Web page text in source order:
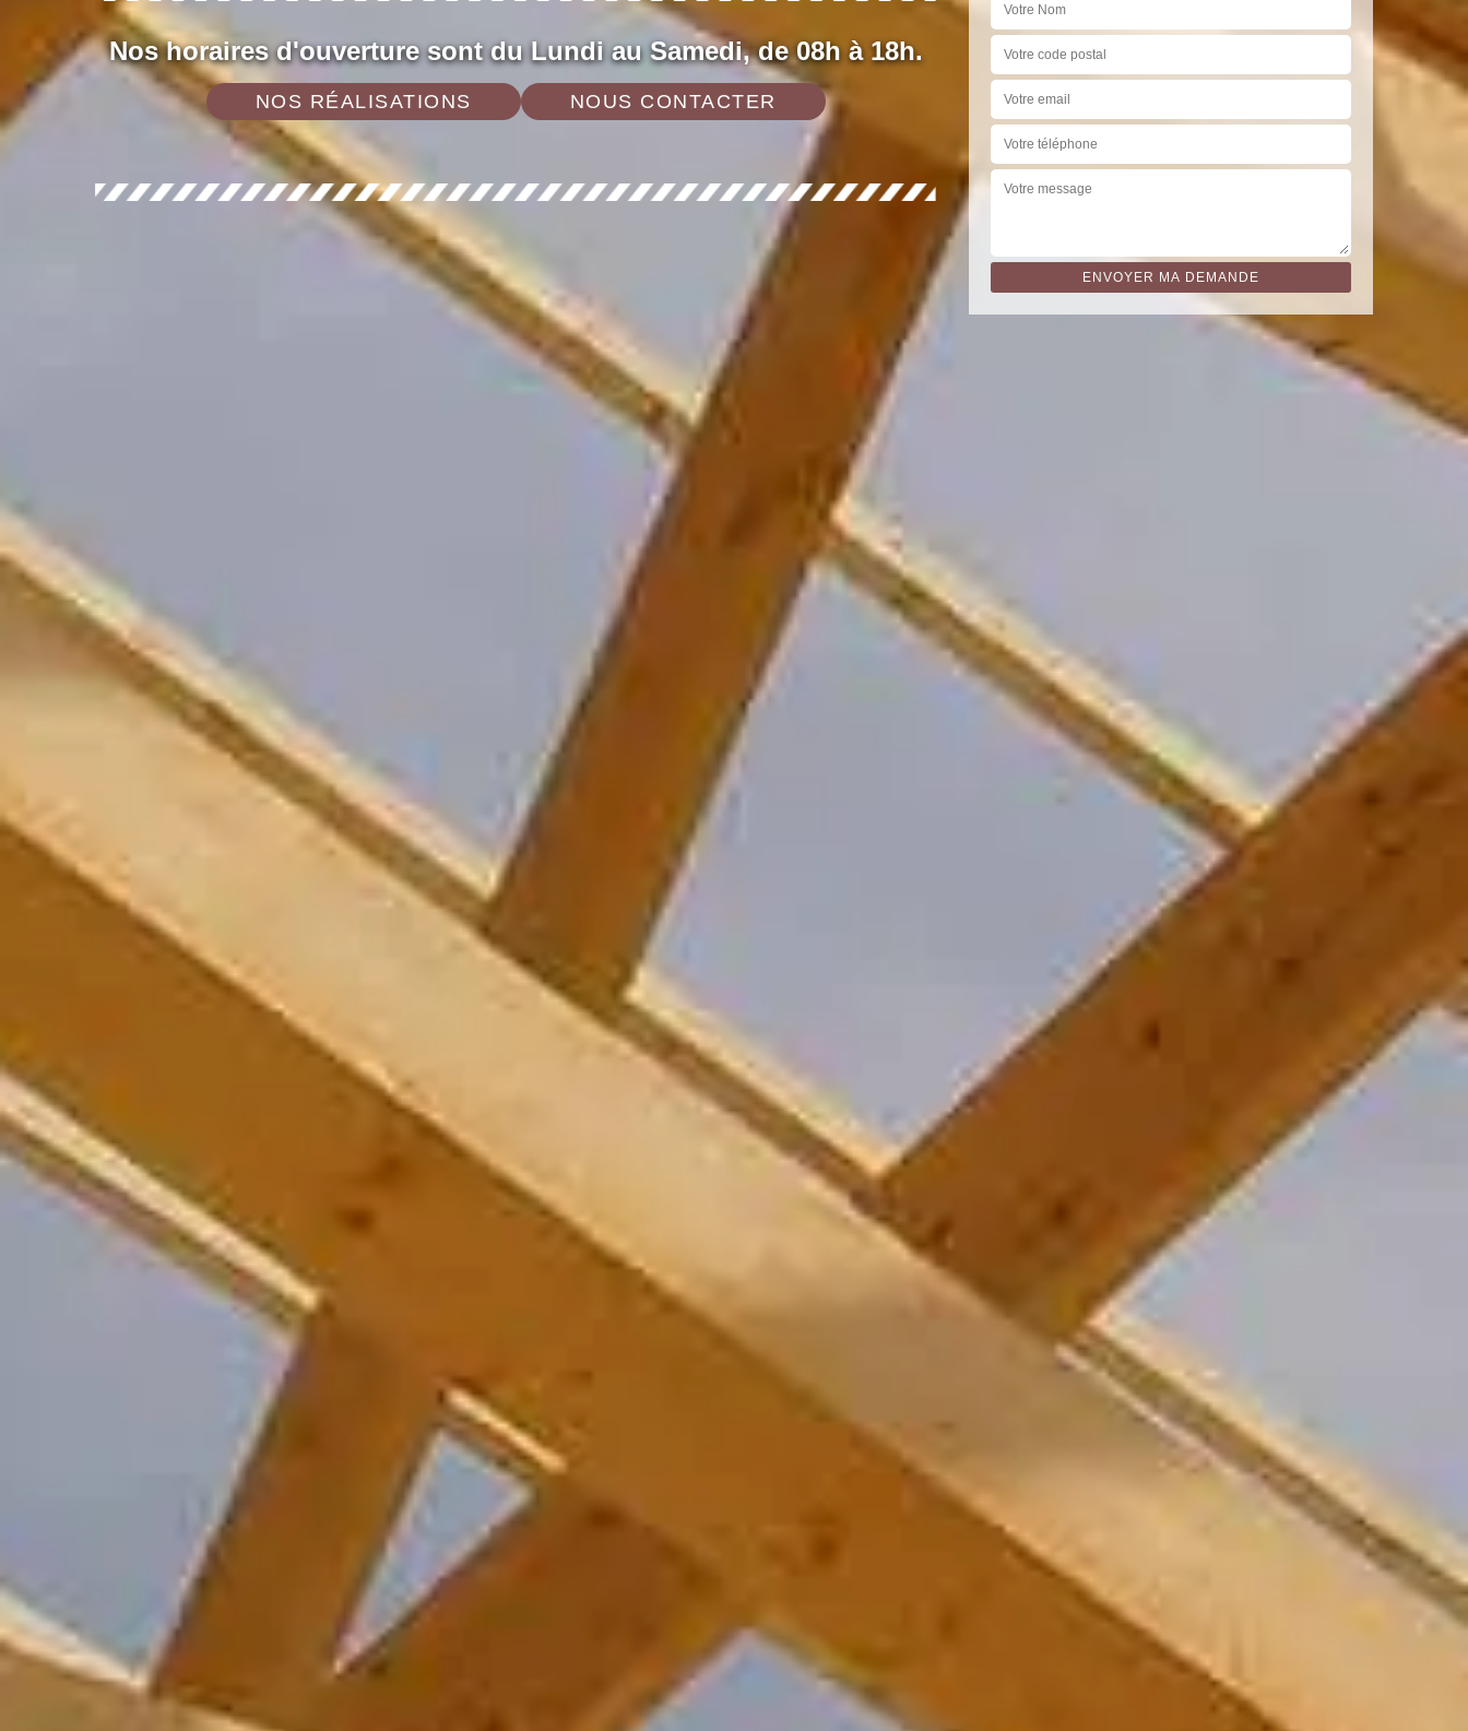
Nos horaires d'ouverture sont du Lundi au Samedi, de 08h à 18h.
NOS RÉALISATIONS NOUS CONTACTER